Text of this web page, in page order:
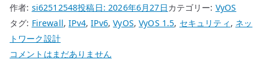
作者: si62512548投稿日:2026年6月27日カテゴリー: VyOS
タグ: Firewall,IPv4,IPv6,VyOS,VyOS 1.5, セキュリティ , ネッ
トワーク設計
VyOS
コメントはまだありません